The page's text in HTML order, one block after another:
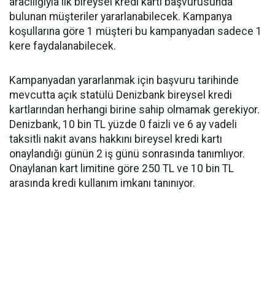
bulunan müşteriler yararlanabilecek. Kampanya
koşullarına göre 1 müşteri bu kampanyadan sadece 1
kere faydalanabilecek.
Kampanyadan yararlanmak için başvuru tarihinde
mevcutta açık statülü Denizbank bireysel kredi
kartlarından herhangi birine sahip olmamak gerekiyor.
Denizbank, 10 bin TL yüzde 0 faizli ve 6 ay vadeli
taksitli nakit avans hakkını bireysel kredi kartı
onaylandığı günün 2 iş günü sonrasında tanımlıyor.
Onaylanan kart limitine göre 250 TL ve 10 bin TL
arasında kredi kullanım imkanı tanınıyor.